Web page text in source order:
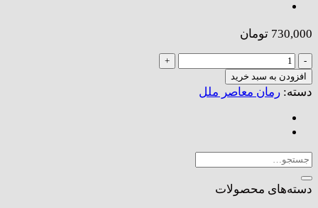
730,000 تومان
هر
نفس
عدد
افزودن به سبد خرید
دسته: رمان معاصر ملل
جستجو
برای:
دسته‌های محصولات